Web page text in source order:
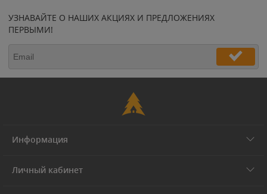
УЗНАВАЙТЕ О НАШИХ АКЦИЯХ И ПРЕДЛОЖЕНИЯХ
ПЕРВЫМИ!
Информация
Личный кабинет